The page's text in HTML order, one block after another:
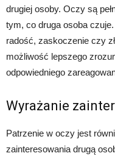
drugiej osoby. Oczy są
tym, co druga osoba
radość, zaskoczenie czy
możliwość lepszego
odpowiedniego
Wyrażanie
Patrzenie w oczy jest
zainteresowania drugą